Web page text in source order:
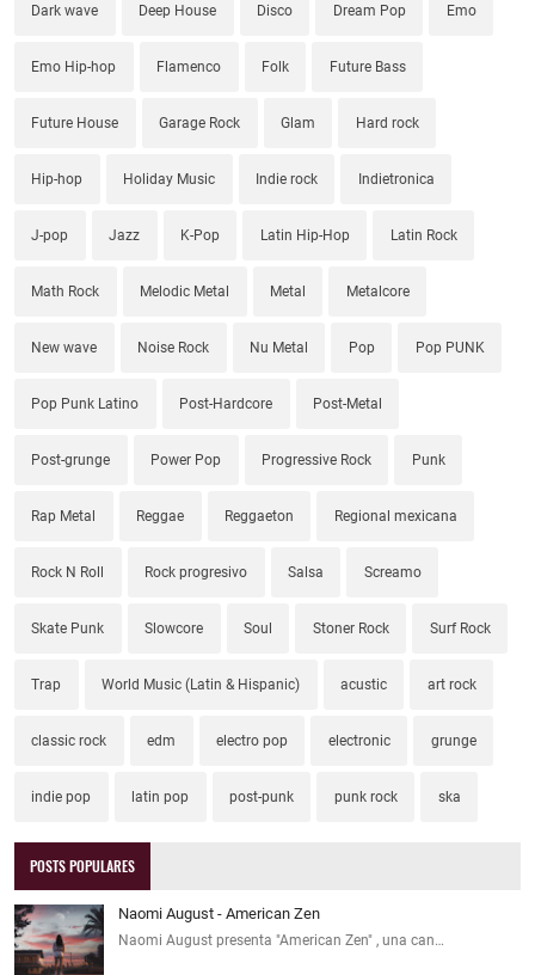
Dark wave Deep House Disco Dream Pop Emo
Emo Hip-hop Flamenco Folk Future Bass
Future House Garage Rock Glam Hard rock
Hip-hop Holiday Music Indie rock Indietronica
J-pop Jazz K-Pop Latin Hip-Hop Latin Rock
Math Rock Melodic Metal Metal Metalcore
New wave Noise Rock Nu Metal Pop Pop PUNK
Pop Punk Latino Post-Hardcore Post-Metal
Post-grunge Power Pop Progressive Rock Punk
Rap Metal Reggae Reggaeton Regional mexicana
Rock N Roll Rock progresivo Salsa Screamo
Skate Punk Slowcore Soul Stoner Rock Surf Rock
Trap World Music (Latin & Hispanic) acustic art rock
classic rock edm electro pop electronic grunge
indie pop latin pop post-punk punk rock ska
POSTS POPULARES
Naomi August - American Zen
Naomi August presenta "American Zen" , una can…